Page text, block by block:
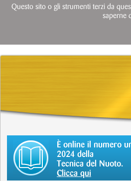
È online il numero
2024 della
Tecnica del Nuoto.
Clicca qui
Questo sito o gli strumenti terzi da
saperne